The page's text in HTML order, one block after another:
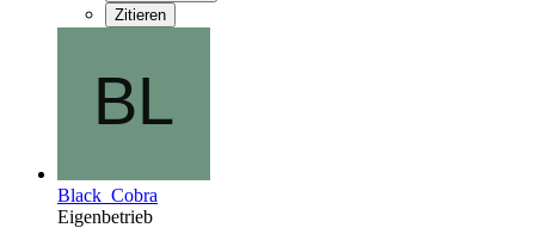
Zitieren
Black_Cobra
Eigenbetrieb